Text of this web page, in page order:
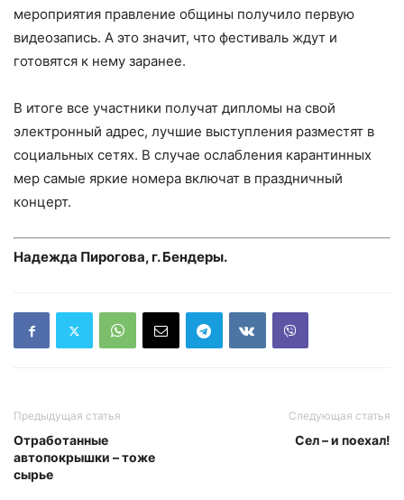
мероприятия правление общины получило первую
видеозапись. А это значит, что фестиваль ждут и
готовятся к нему заранее.
В итоге все участники получат дипломы на свой
электронный адрес, лучшие выступления разместят в
социальных сетях. В случае ослабления карантинных
мер самые яркие номера включат в праздничный
концерт.
Надежда Пирогова, г. Бендеры.
Предыдущая статья
Отработанные
автопокрышки – тоже
сырье
Следующая статья
Сел – и поехал!